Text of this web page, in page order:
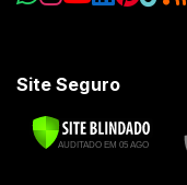
Site Seguro